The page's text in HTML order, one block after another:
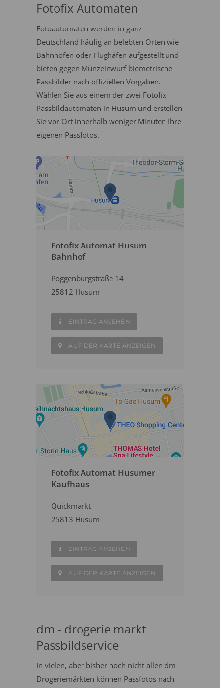
Fotofix Automaten
Fotoautomaten werden in ganz
Deutschland häufig an belebten Orten wie
Bahnhöfen oder Flughäfen aufgestellt und
bieten gegen Münzeinwurf biometrische
Passbilder nach offiziellen Vorgaben.
Wählen Sie aus einem der zwei Fotofix-
Passbildautomaten in Husum und erstellen
Sie vor Ort innerhalb weniger Minuten Ihre
eigenen Passfotos.
Fotofix Automat Husum
Bahnhof
Poggenburgstraße 14
25812 Husum
EINTRAG ANSEHEN
AUF DER KARTE ANZEIGEN
Fotofix Automat Husumer
Kaufhaus
Quickmarkt
25813 Husum
EINTRAG ANSEHEN
AUF DER KARTE ANZEIGEN
dm - drogerie markt
Passbildservice
In vielen, aber bisher noch nicht allen dm
Drogeriemärkten können Passfotos nach